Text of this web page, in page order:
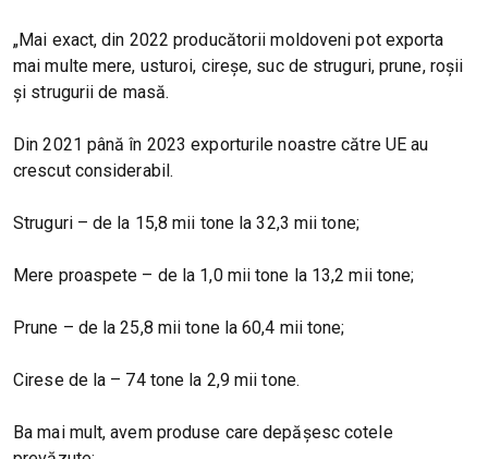
„Mai exact, din 2022 producătorii moldoveni pot exporta
mai multe mere, usturoi, cireșe, suc de struguri, prune, roșii
și strugurii de masă.
Din 2021 până în 2023 exporturile noastre către UE au
crescut considerabil.
Struguri – de la 15,8 mii tone la 32,3 mii tone;
Mere proaspete – de la 1,0 mii tone la 13,2 mii tone;
Prune – de la 25,8 mii tone la 60,4 mii tone;
Cirese de la – 74 tone la 2,9 mii tone.
Ba mai mult, avem produse care depășesc cotele